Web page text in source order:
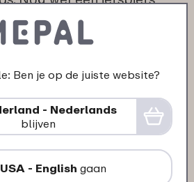
aan de bovenkant. Maar
water, fris en ook wijn."
klant van Mepal
30-03-2021
Transparent
en fijne maat"
Ben je op de juiste website?
- Nederlands
blijven
USA - English gaan